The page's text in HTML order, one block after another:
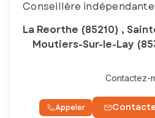
Conseillère
La Reorthe (85210) ,
Moutiers-Sur-le-Lay
Contactez-
Appeler